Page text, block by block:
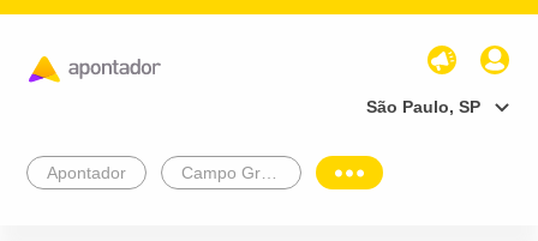
São Paulo, SP
Apontador